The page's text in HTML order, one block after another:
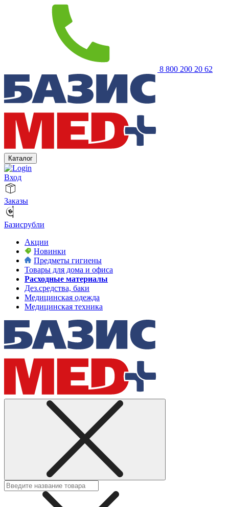
8 800 200 20 62
Каталог
Вход
Заказы
Базисрубли
Акции
Новинки
Предметы гигиены
Товары для дома и офиса
Расходные материалы
Дез.средства, баки
Медицинская одежда
Медицинская техника